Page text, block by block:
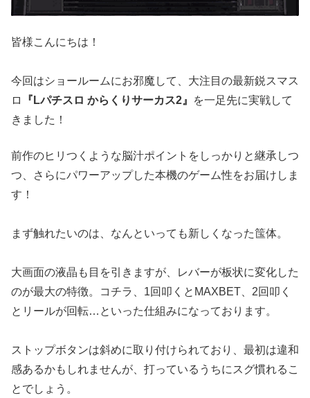
皆様こんにちは！
今回はショールームにお邪魔して、大注目の最新鋭スマス
ロ
『Lパチスロ からくりサーカス2』
を一足先に実戦して
きました！
前作のヒリつくような脳汁ポイントをしっかりと継承しつ
つ、さらにパワーアップした本機のゲーム性をお届けしま
す！
まず触れたいのは、なんといっても新しくなった筺体。
大画面の液晶も目を引きますが、レバーが板状に変化した
のが最大の特徴。コチラ、1回叩くとMAXBET、2回叩く
とリールが回転…といった仕組みになっております。
ストップボタンは斜めに取り付けられており、最初は違和
感あるかもしれませんが、打っているうちにスグ慣れるこ
とでしょう。